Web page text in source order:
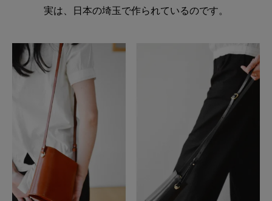
実は、日本の埼玉で作られているのです。